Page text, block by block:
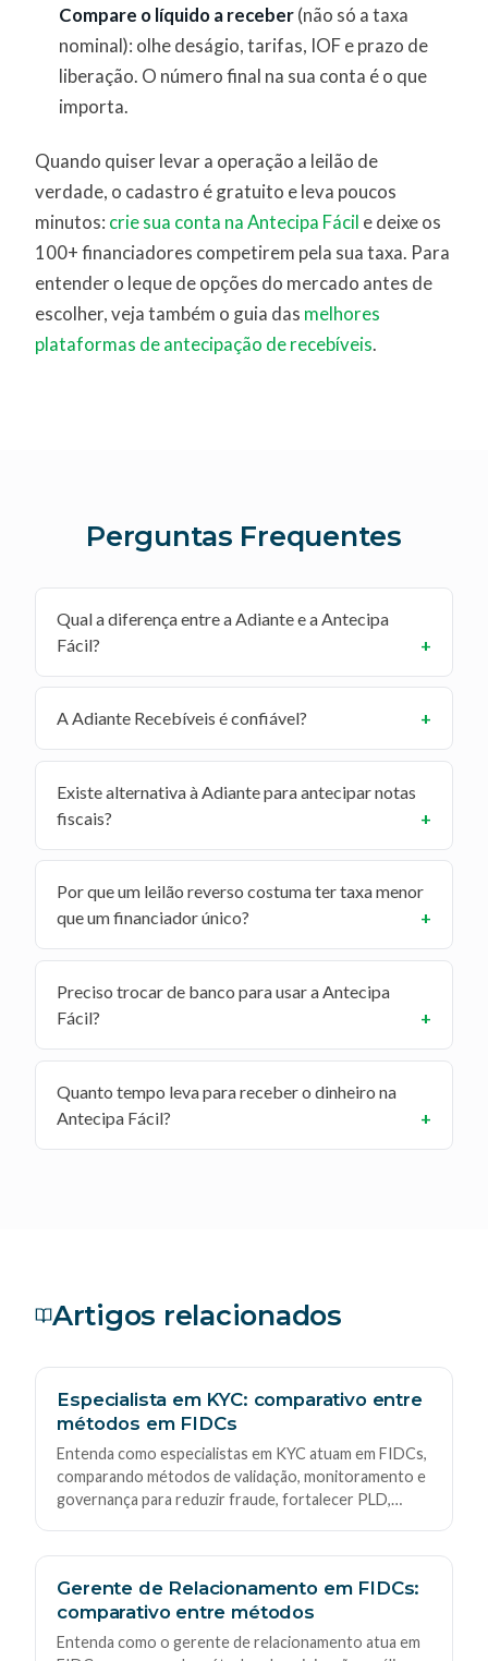
Compare o líquido a receber(não só a taxa
nominal): olhe deságio, tarifas, IOF e prazo de
liberação. O número final na sua conta é o que
importa.
Quando quiser levar a operação a leilão de
verdade, o cadastro é gratuito e leva poucos
minutos: crie sua conta na Antecipa Fácil e deixe os
100+ financiadores competirem pela sua taxa. Para
entender o leque de opções do mercado antes de
escolher, veja também o guia das melhores
plataformas de antecipação de recebíveis.
Perguntas Frequentes
Qual a diferença entre a Adiante e a Antecipa
Fácil?
A Adiante Recebíveis é confiável?
Existe alternativa à Adiante para antecipar notas
fiscais?
Por que um leilão reverso costuma ter taxa menor
que um financiador único?
Preciso trocar de banco para usar a Antecipa
Fácil?
Quanto tempo leva para receber o dinheiro na
Antecipa Fácil?
Artigos relacionados
Especialista em KYC: comparativo entre
métodos em FIDCs
Entenda como especialistas em KYC atuam em FIDCs,
comparando métodos de validação, monitoramento e
governança para reduzir fraude, fortalecer PLD,
Gerente de Relacionamento em FIDCs:
comparativo entre métodos
Entenda como o gerente de relacionamento atua em